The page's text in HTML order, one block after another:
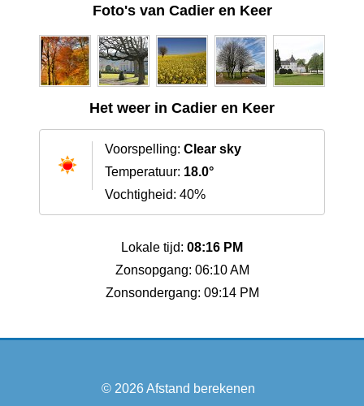
Foto's van Cadier en Keer
Het weer in Cadier en Keer
Voorspelling: Clear sky
Temperatuur: 18.0°
Vochtigheid: 40%
Lokale tijd: 08:16 PM
Zonsopgang: 06:10 AM
Zonsondergang: 09:14 PM
© 2026Afstand berekenen